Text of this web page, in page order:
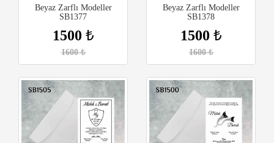
Beyaz Zarflı Modeller
SB1377
1500 ₺
1600₺
Beyaz Zarflı Modeller
SB1378
1500 ₺
1600₺